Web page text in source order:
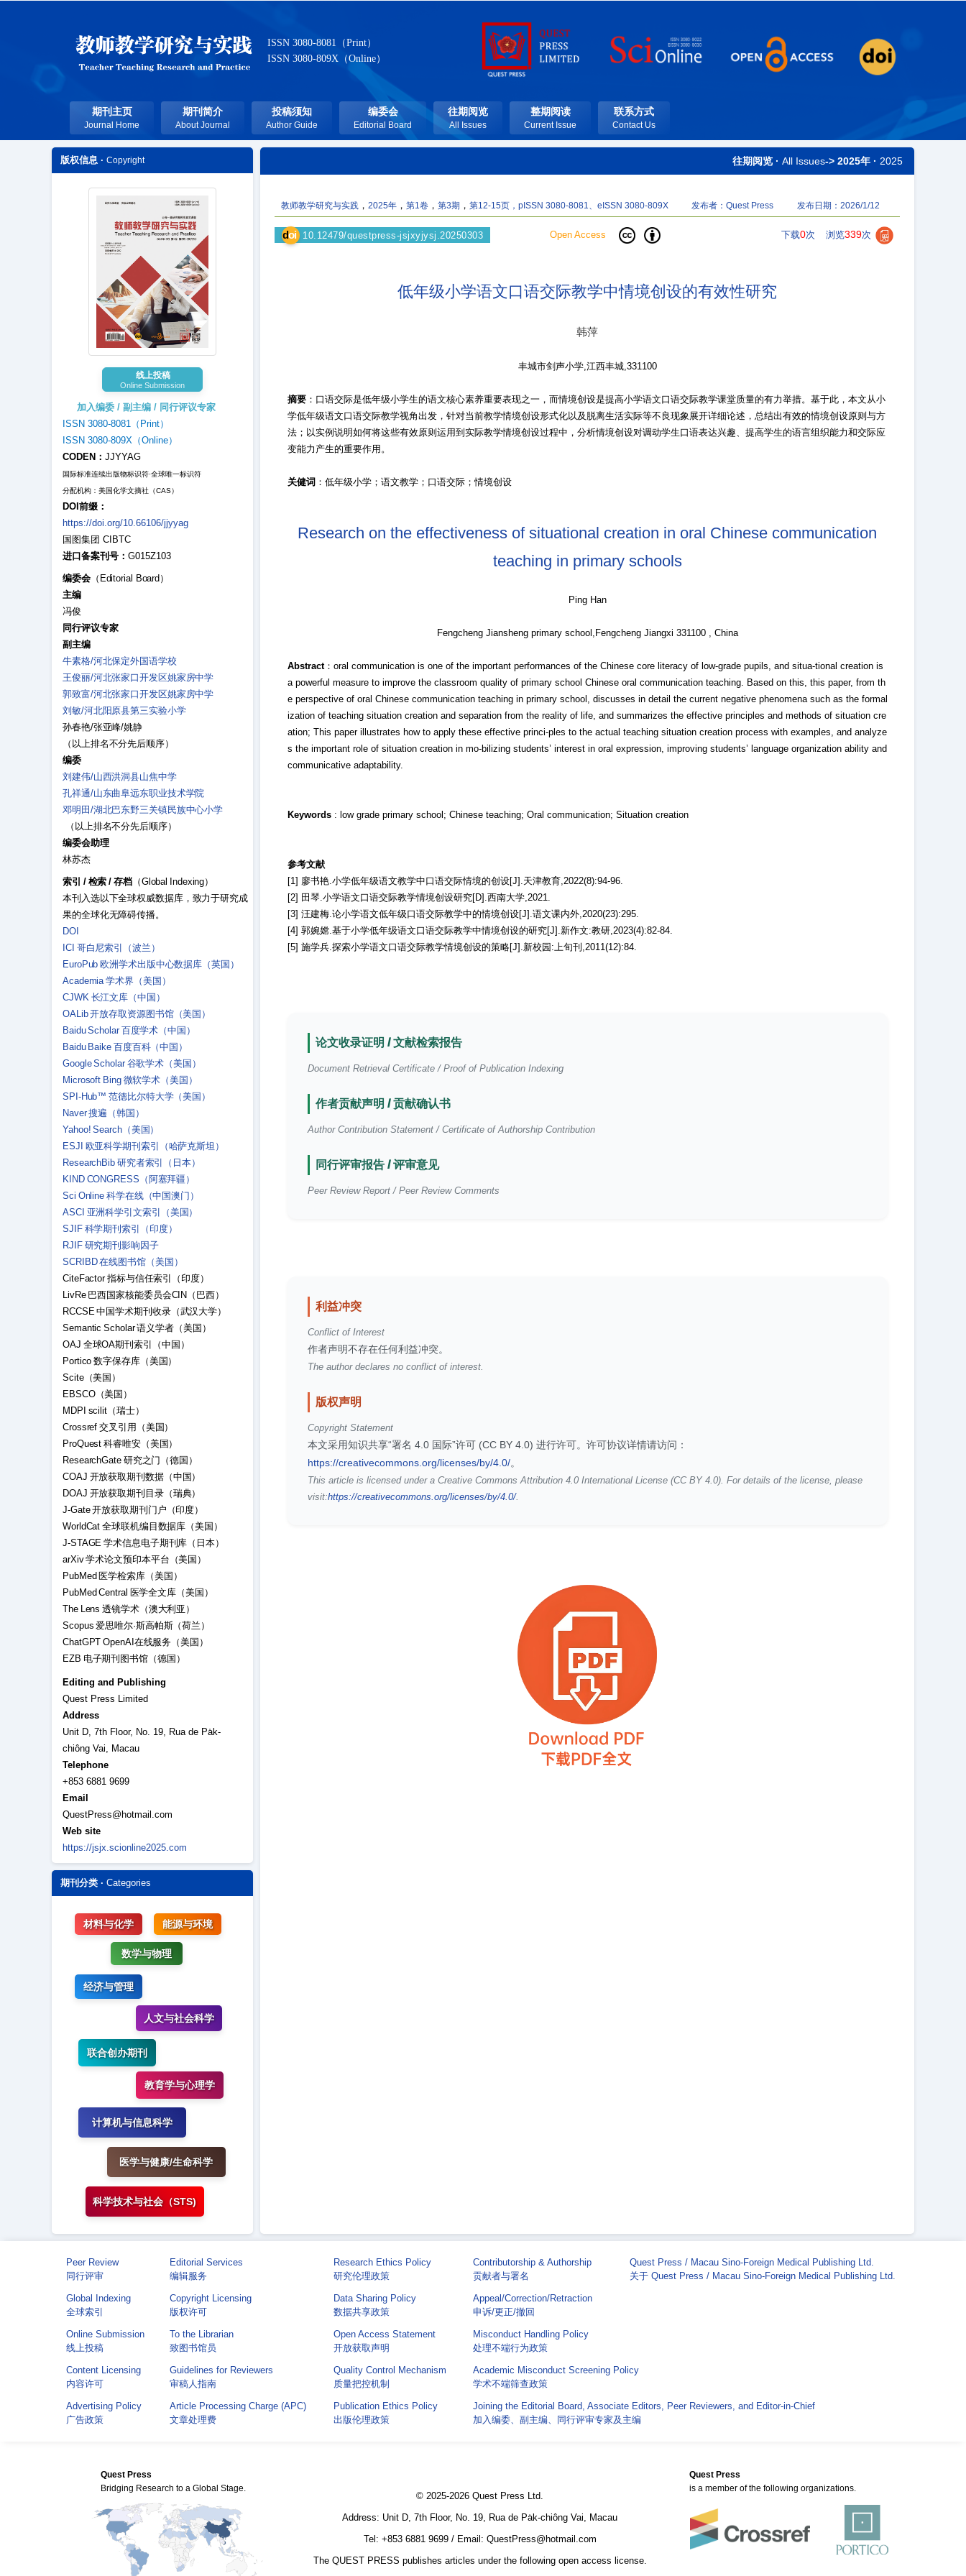
ISSN 3080-8081（Print）
ISSN 3080-809X（Online）
期刊主页
Journal Home
期刊简介
About Journal
投稿须知
Author Guide
编委会
Editorial Board
往期阅览
All Issues
整期阅读
Current Issue
联系方式
Contact Us
版权信息 · Copyright
线上投稿
Online Submission
加入编委 / 副主编 / 同行评议专家
ISSN 3080-8081（Print）
ISSN 3080-809X（Online）
CODEN： JJYYAG
国际标准连续出版物标识符·全球唯一标识符
分配机构：美国化学文摘社（CAS）
DOI前缀：
https://doi.org/10.66106/jjyyag
国图集团 CIBTC
进口备案刊号： G015Z103
编委会（Editorial Board）
主编
冯俊
同行评议专家
副主编
牛素格/河北保定外国语学校
王俊丽/河北张家口开发区姚家房中学
郭致富/河北张家口开发区姚家房中学
刘敏/河北阳原县第三实验小学
孙春艳/张亚峰/姚静
（以上排名不分先后顺序）
编委
刘建伟/山西洪洞县山焦中学
孔祥通/山东曲阜远东职业技术学院
邓明田/湖北巴东野三关镇民族中心小学
（以上排名不分先后顺序）
编委会助理
林苏杰
索引 / 检索 /存档（Global Indexing）
本刊入选以下全球权威数据库，致力于研究成
果的全球化无障碍传播。
DOI
ICI 哥白尼索引（波兰）
EuroPub 欧洲学术出版中心数据库（英国）
Academia 学术界（美国）
CJWK 长江文库（中国）
OALib 开放存取资源图书馆（美国）
Baidu Scholar 百度学术（中国）
Baidu Baike 百度百科（中国）
Google Scholar 谷歌学术（美国）
Microsoft Bing 微软学术（美国）
SPI-Hub™ 范德比尔特大学（美国）
Naver 搜遍（韩国）
Yahoo! Search（美国）
ESJI 欧亚科学期刊索引（哈萨克斯坦）
ResearchBib 研究者索引（日本）
KIND CONGRESS（阿塞拜疆）
Sci Online 科学在线（中国澳门）
ASCI 亚洲科学引文索引（美国）
SJIF 科学期刊索引（印度）
RJIF 研究期刊影响因子
SCRIBD 在线图书馆（美国）
CiteFactor 指标与信任索引（印度）
LivRe 巴西国家核能委员会CIN（巴西）
RCCSE 中国学术期刊收录（武汉大学）
Semantic Scholar 语义学者（美国）
OAJ 全球OA期刊索引（中国）
Portico 数字保存库（美国）
Scite（美国）
EBSCO（美国）
MDPI scilit（瑞士）
Crossref 交叉引用（美国）
ProQuest 科睿唯安（美国）
ResearchGate 研究之门（德国）
COAJ 开放获取期刊数据（中国）
DOAJ 开放获取期刊目录（瑞典）
J-Gate 开放获取期刊门户（印度）
WorldCat 全球联机编目数据库（美国）
J-STAGE 学术信息电子期刊库（日本）
arXiv 学术论文预印本平台（美国）
PubMed 医学检索库（美国）
PubMed Central 医学全文库（美国）
The Lens 透镜学术（澳大利亚）
Scopus 爱思唯尔·斯高帕斯（荷兰）
ChatGPT OpenAI在线服务（美国）
EZB 电子期刊图书馆（德国）
Editing and Publishing
Quest Press Limited
Address
Unit D, 7th Floor, No. 19, Rua de Pa̍k-
chiông Vai, Macau
Telephone
+853 6881 9699
Email
QuestPress@hotmail.com
Web site
https://jsjx.scionline2025.com
期刊分类 · Categories
材料与化学 能源与环境
数学与物理
经济与管理
人文与社会科学
联合创办期刊
教育学与心理学
计算机与信息科学
医学与健康/生命科学
科学技术与社会（STS)
往期阅览 · All Issues-> 2025年 · 2025
教师教学研究与实践， 2025年， 第1卷， 第3期 ， 第12-15页，pISSN 3080-8081、eISSN 3080-809X 发布者：Quest Press 发布日期：2026/1/12
doi 10.12479/questpress-jsjxyjysj.20250303 Open Access 下载0次 浏览339次
低年级小学语文口语交际教学中情境创设的有效性研究
韩萍
丰城市剑声小学,江西丰城,331100
摘要：口语交际是低年级小学生的语文核心素养重要表现之一，而情境创设是提高小学语文口语交际教学课堂质量的有力举措。基于此，本文从小
学低年级语文口语交际教学视角出发，针对当前教学情境创设形式化以及脱离生活实际等不良现象展开详细论述，总结出有效的情境创设原则与方
法；以实例说明如何将这些有效原则运用到实际教学情境创设过程中，分析情境创设对调动学生口语表达兴趣、提高学生的语言组织能力和交际应
变能力产生的重要作用。
关健词 ：低年级小学；语文教学；口语交际；情境创设
Research on the effectiveness of situational creation in oral Chinese communication
teaching in primary schools
Ping Han
Fengcheng Jiansheng primary school,Fengcheng Jiangxi 331100 , China
Abstract：oral communication is one of the important performances of the Chinese core literacy of low-grade pupils, and situa-tional creation is
a powerful measure to improve the classroom quality of primary school Chinese oral communication teaching. Based on this, this paper, from th
e perspective of oral Chinese communication teaching in primary school, discusses in detail the current negative phenomena such as the formal
ization of teaching situation creation and separation from the reality of life, and summarizes the effective principles and methods of situation cre
ation; This paper illustrates how to apply these effective princi-ples to the actual teaching situation creation process with examples, and analyze
s the important role of situation creation in mo-bilizing students’ interest in oral expression, improving students’ language organization ability and
communicative adaptability.
Keywords: low grade primary school; Chinese teaching; Oral communication; Situation creation
参考文献
[1] 廖书艳.小学低年级语文教学中口语交际情境的创设[J].天津教育,2022(8):94-96.
[2] 田琴.小学语文口语交际教学情境创设研究[D].西南大学,2021.
[3] 汪建梅.论小学语文低年级口语交际教学中的情境创设[J].语文课内外,2020(23):295.
[4] 郭婉嫦.基于小学低年级语文口语交际教学中情境创设的研究[J].新作文:教研,2023(4):82-84.
[5] 施学兵.探索小学语文口语交际教学情境创设的策略[J].新校园:上旬刊,2011(12):84.
论文收录证明 / 文献检索报告
Document Retrieval Certificate / Proof of Publication Indexing
作者贡献声明 / 贡献确认书
Author Contribution Statement / Certificate of Authorship Contribution
同行评审报告 / 评审意见
Peer Review Report / Peer Review Comments
利益冲突
Conflict of Interest
作者声明不存在任何利益冲突。
The author declares no conflict of interest.
版权声明
Copyright Statement
本文采用知识共享“署名 4.0 国际”许可 (CC BY 4.0) 进行许可。许可协议详情请访问：
https://creativecommons.org/licenses/by/4.0/。
This article is licensed under a Creative Commons Attribution 4.0 International License (CC BY 4.0). For details of the license, please
visit:https://creativecommons.org/licenses/by/4.0/.
Peer Review
同行评审
Editorial Services
编辑服务
Research Ethics Policy
研究伦理政策
Contributorship & Authorship
贡献者与署名
Quest Press / Macau Sino-Foreign Medical Publishing Ltd.
关于 Quest Press / Macau Sino-Foreign Medical Publishing Ltd.
Global Indexing
全球索引
Copyright Licensing
版权许可
Data Sharing Policy
数据共享政策
Appeal/Correction/Retraction
申诉/更正/撤回
Online Submission
线上投稿
To the Librarian
致图书馆员
Open Access Statement
开放获取声明
Misconduct Handling Policy
处理不端行为政策
Content Licensing
内容许可
Guidelines for Reviewers
审稿人指南
Quality Control Mechanism
质量把控机制
Academic Misconduct Screening Policy
学术不端筛查政策
Advertising Policy
广告政策
Article Processing Charge (APC)
文章处理费
Publication Ethics Policy
出版伦理政策
Joining the Editorial Board, Associate Editors, Peer Reviewers, and Editor-in-Chief
加入编委、副主编、同行评审专家及主编
Quest Press
Bridging Research to a Global Stage.
© 2025-2026 Quest Press Ltd.
Address: Unit D, 7th Floor, No. 19, Rua de Pa̍k-chiông Vai, Macau
Tel: +853 6881 9699 / Email: QuestPress@hotmail.com
The QUEST PRESS publishes articles under the following open access license.
Quest Press
is a member of the following organizations.